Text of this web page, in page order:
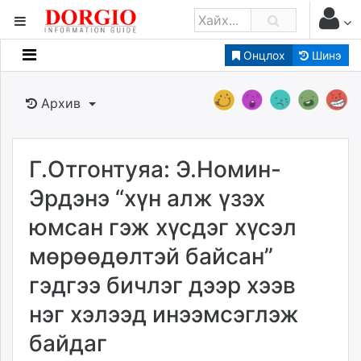
Онцлох Шинэ
Мэдээллийн
Банк санхүү
Бизнес ААН
Төрийн
dorgio.mn
Gogo.mn
caak.mn
news.mn
zindaa.mn
Baabar.mn
tovch.mn
Архив
Г.Отгонтуяа: Э.Номин-
Эрдэнэ “хүн алж үзэх
юмсан гэж хүсдэг хүсэл
мөрөөдөлтэй байсан”
гэдгээ бичлэг дээр хээв
нэг хэлээд инээмсэглэж
байдаг